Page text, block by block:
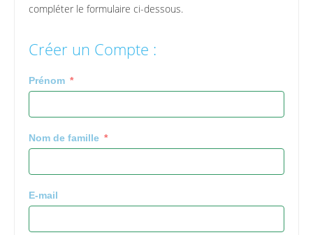
compléter le formulaire ci-dessous.
Créer un Compte :
Prénom
Nom de famille
E-mail